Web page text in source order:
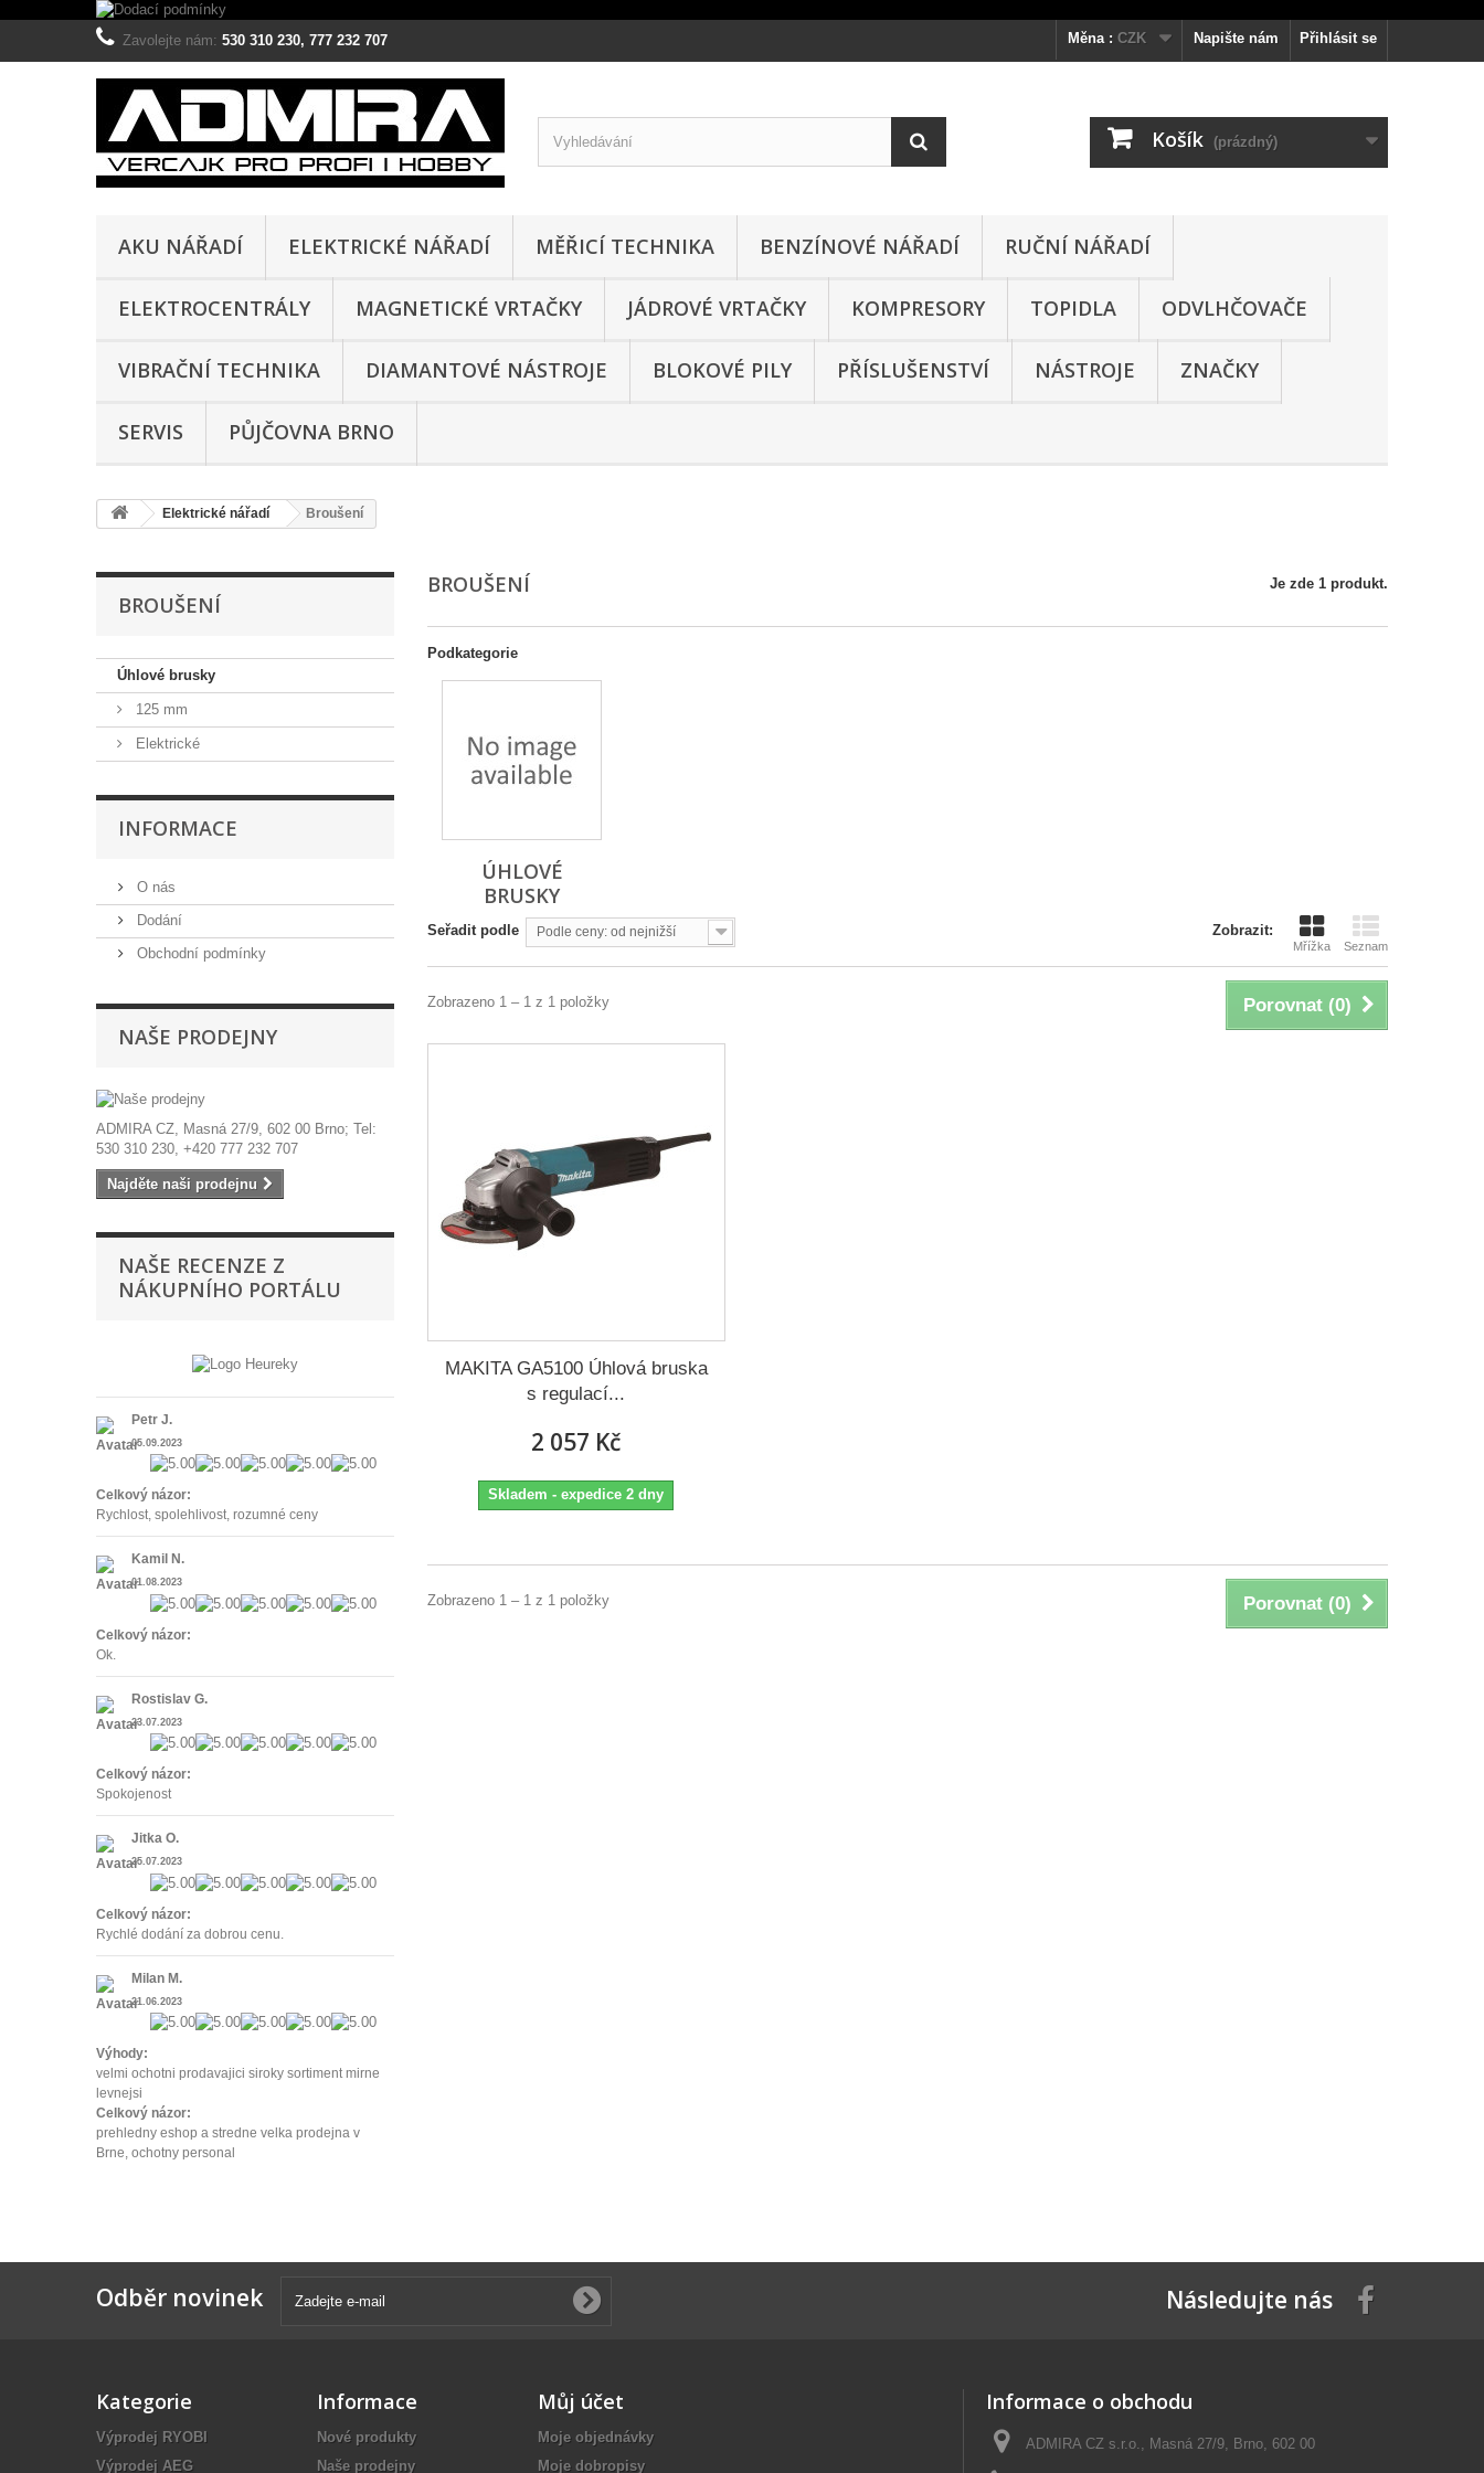
Přihlásit se
Napište nám
Zavolejte nám: 530 310 230, 777 232 707 Měna : CZK
Košík (prázdný)
AKU NÁŘADÍ ELEKTRICKÉ NÁŘADÍ MĚŘICÍ TECHNIKA BENZÍNOVÉ NÁŘADÍ RUČNÍ NÁŘADÍ
ELEKTROCENTRÁLY MAGNETICKÉ VRTAČKY JÁDROVÉ VRTAČKY KOMPRESORY TOPIDLA ODVLHČOVAČE
VIBRAČNÍ TECHNIKA DIAMANTOVÉ NÁSTROJE BLOKOVÉ PILY PŘÍSLUŠENSTVÍ NÁSTROJE ZNAČKY
SERVIS PŮJČOVNA BRNO
Elektrické nářadí Broušení
BROUŠENÍ
Úhlové brusky
125 mm
Elektrické
INFORMACE
O nás
Dodání
Obchodní podmínky
NAŠE PRODEJNY
ADMIRA CZ, Masná 27/9, 602 00 Brno; Tel:
530 310 230, +420 777 232 707
Najděte naši prodejnu
NAŠE RECENZE Z
NÁKUPNÍHO PORTÁLU
Petr J.
05.09.2023
Celkový názor:
Rychlost, spolehlivost, rozumné ceny
Kamil N.
01.08.2023
Celkový názor:
Ok.
Rostislav G.
23.07.2023
Celkový názor:
Spokojenost
Jitka O.
25.07.2023
Celkový názor:
Rychlé dodání za dobrou cenu.
Milan M.
21.06.2023
Výhody:
velmi ochotni prodavajici siroky sortiment mirne
levnejsi
Celkový názor:
prehledny eshop a stredne velka prodejna v
Brne, ochotny personal
BROUŠENÍ Je zde 1 produkt.
Podkategorie
ÚHLOVÉ
BRUSKY
Zobrazit:
Mřížka Seznam
Seřadit podle Podle ceny: od nejnižší
Porovnat (0)
Zobrazeno 1 – 1 z 1 položky
MAKITA GA5100 Úhlová bruska
s regulací...
2 057 Kč
Skladem - expedice 2 dny
Porovnat (0)
Zobrazeno 1 – 1 z 1 položky
Odběr novinek Následujte nás
Kategorie
Výprodej RYOBI
Výprodej AEG
Informace
Nové produkty
Naše prodejny
Můj účet
Moje objednávky
Moje dobropisy
Informace o obchodu
ADMIRA CZ s.r.o., Masná 27/9, Brno, 602 00